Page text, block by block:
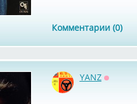
Комментарии (0)
YANZ